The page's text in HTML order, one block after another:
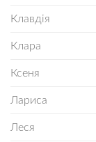
Клавдія
Клара
Ксеня
Лариса
Леся